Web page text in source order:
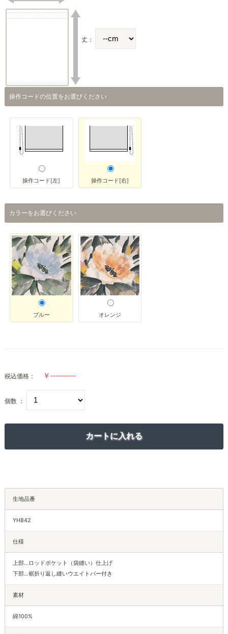
丈：
操作コードの位置をお選びください
操作コード[左] 操作コード[右]
カラーをお選びください
ブルー オレンジ
税込価格：
個数 ：
生地品番
YH842
仕様
上部…ロッドポケット（袋縫い）仕上げ
下部…裾折り返し縫いウエイトバー付き
素材
綿100%